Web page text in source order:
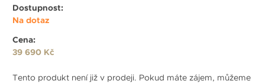
Dostupnost:
Na dotaz
Cena:
39 690 Kč
Tento produkt není již v prodeji. Pokud máte zájem, můžeme